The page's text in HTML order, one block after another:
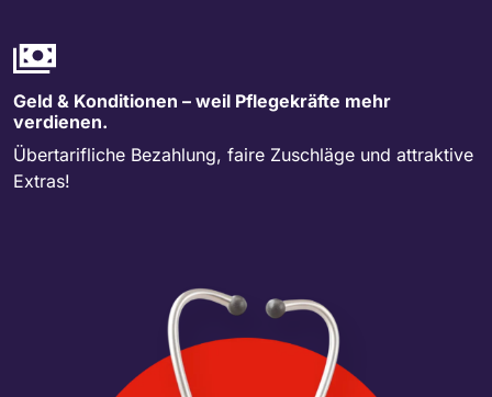
Geld & Konditionen – weil Pflegekräfte mehr
verdienen.
Übertarifliche Bezahlung, faire Zuschläge und attraktive
Extras!